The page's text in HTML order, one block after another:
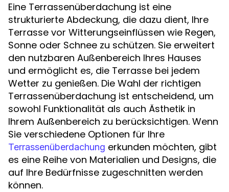
Eine Terrassenüberdachung ist eine
strukturierte Abdeckung, die dazu dient, Ihre
Terrasse vor Witterungseinflüssen wie Regen,
Sonne oder Schnee zu schützen. Sie erweitert
den nutzbaren Außenbereich Ihres Hauses
und ermöglicht es, die Terrasse bei jedem
Wetter zu genießen. Die Wahl der richtigen
Terrassenüberdachung ist entscheidend, um
sowohl Funktionalität als auch Ästhetik in
Ihrem Außenbereich zu berücksichtigen. Wenn
Sie verschiedene Optionen für Ihre
Terrassenüberdachung erkunden möchten, gibt
es eine Reihe von Materialien und Designs, die
auf Ihre Bedürfnisse zugeschnitten werden
können.